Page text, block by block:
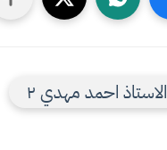
الاستاذ احمد مهدي ٢